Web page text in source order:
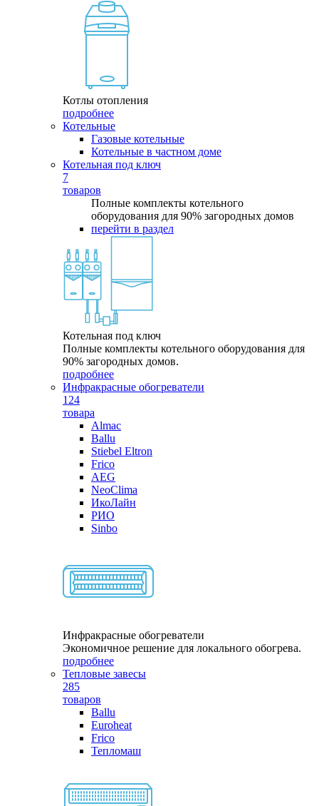
Котлы отопления
подробнее
Котельные
Газовые котельные
Котельные в частном доме
Котельная под ключ
7
товаров
Полные комплекты котельного
оборудования для 90% загородных домов
перейти в раздел
Котельная под ключ
Полные комплекты котельного оборудования для
90% загородных домов.
подробнее
Инфракрасные обогреватели
124
товара
Almac
Ballu
Stiebel Eltron
Frico
AEG
NeoClima
ИкоЛайн
РИО
Sinbo
Инфракрасные обогреватели
Экономичное решение для локального обогрева.
подробнее
Тепловые завесы
285
товаров
Ballu
Euroheat
Frico
Тепломаш